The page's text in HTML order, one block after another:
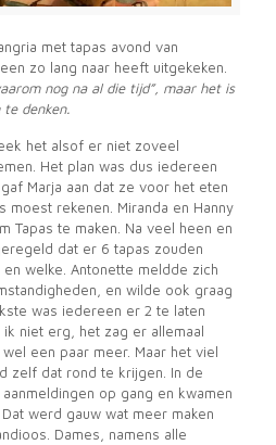
met tapas avond van
zo lang naar heeft uitgekeken.
nog na al die tijd”, maar het is
denken.
het alsof er niet zoveel
Het plan was dus iedereen
Marja aan dat ze voor het eten
rekenen. Miranda en Hanny
Tapas te maken. Na veel heen en
dat er 6 tapas zouden
welke. Antonette meldde zich
en wilde ook graag
was iedereen er 2 te laten
niet erg, het zag er allemaal
een paar meer. Maar het viel
zelf dat rond te krijgen. In de
op gang en kwamen
werd gauw wat meer maken
Dames, namens alle